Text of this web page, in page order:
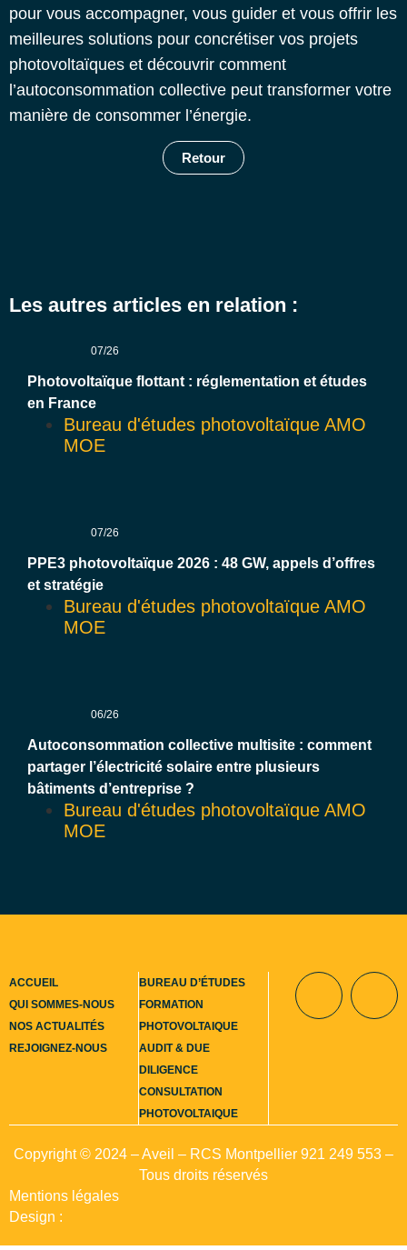
pour vous accompagner, vous guider et vous offrir les
meilleures solutions pour concrétiser vos projets
photovoltaïques et découvrir comment
l’autoconsommation collective peut transformer votre
manière de consommer l’énergie.
Retour
Les autres articles en relation :
07/26
Photovoltaïque flottant : réglementation et études
en France
Bureau d'études photovoltaïque AMO
MOE
07/26
PPE3 photovoltaïque 2026 : 48 GW, appels d’offres
et stratégie
Bureau d'études photovoltaïque AMO
MOE
06/26
Autoconsommation collective multisite : comment
partager l’électricité solaire entre plusieurs
bâtiments d’entreprise ?
Bureau d'études photovoltaïque AMO
MOE
ACCUEIL
QUI SOMMES-NOUS
NOS ACTUALITÉS
REJOIGNEZ-NOUS
BUREAU D’ÉTUDES
FORMATION
PHOTOVOLTAIQUE
AUDIT & DUE
DILIGENCE
CONSULTATION
PHOTOVOLTAIQUE
Copyright © 2024 – Aveil – RCS Montpellier 921 249 553 –
Tous droits réservés
Mentions légales
Design :